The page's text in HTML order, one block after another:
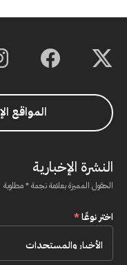
المواقع
النشرة الإخبارية
الحقول المميزة بعلامة نجمة * مطلوبة
اختر نوعًا*